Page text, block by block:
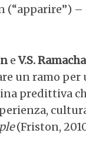
(“apparire”)
eV.S.
un ramo
predittiva
(Friston,